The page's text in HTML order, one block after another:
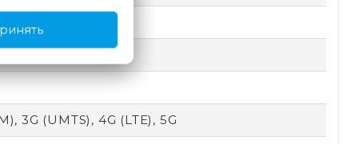
3G (UMTS), 4G (LTE), 5G